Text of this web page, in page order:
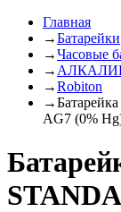
Главная
→Батарейки
→Часовые
→
→Robiton
→
AG7 (0%